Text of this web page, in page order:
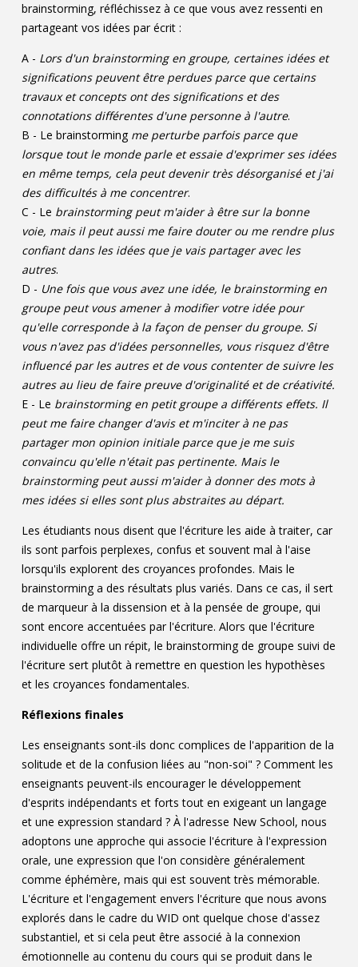
brainstorming, réfléchissez à ce que vous avez ressenti en
partageant vos idées par écrit :
A - Lors d'un brainstorming en groupe, certaines idées et
significations peuvent être perdues parce que certains
travaux et concepts ont des significations et des
connotations différentes d'une personne à l'autre.
B - Le brainstormingme perturbe parfois parce que
lorsque tout le monde parle et essaie d'exprimer ses idées
en même temps, cela peut devenir très désorganisé et j'ai
des difficultés à me concentrer.
C - Le brainstorming peut m'aider à être sur la bonne
voie, mais il peut aussi me faire douter ou me rendre plus
confiant dans les idées que je vais partager avec les
autres.
D - Une fois que vous avez une idée, le brainstorming en
groupe peut vous amener à modifier votre idée pour
qu'elle corresponde à la façon de penser du groupe. Si
vous n'avez pas d'idées personnelles, vous risquez d'être
influencé par les autres et de vous contenter de suivre les
autres au lieu de faire preuve d'originalité et de créativité.
E - Le brainstorming en petit groupe a différents effets. Il
peut me faire changer d'avis et m'inciter à ne pas
partager mon opinion initiale parce que je me suis
convaincu qu'elle n'était pas pertinente. Mais le
brainstorming peut aussi m'aider à donner des mots à
mes idées si elles sont plus abstraites au départ.
Les étudiants nous disent que l'écriture les aide à traiter, car
ils sont parfois perplexes, confus et souvent mal à l'aise
lorsqu'ils explorent des croyances profondes. Mais le
brainstorming a des résultats plus variés. Dans ce cas, il sert
de marqueur à la dissension et à la pensée de groupe, qui
sont encore accentuées par l'écriture. Alors que l'écriture
individuelle offre un répit, le brainstorming de groupe suivi de
l'écriture sert plutôt à remettre en question les hypothèses
et les croyances fondamentales.
Réflexions finales
Les enseignants sont-ils donc complices de l'apparition de la
solitude et de la confusion liées au "non-soi" ? Comment les
enseignants peuvent-ils encourager le développement
d'esprits indépendants et forts tout en exigeant un langage
et une expression standard ? À l'adresse New School, nous
adoptons une approche qui associe l'écriture à l'expression
orale, une expression que l'on considère généralement
comme éphémère, mais qui est souvent très mémorable.
L'écriture et l'engagement envers l'écriture que nous avons
explorés dans le cadre du WID ont quelque chose d'assez
substantiel, et si cela peut être associé à la connexion
émotionnelle au contenu du cours qui se produit dans le